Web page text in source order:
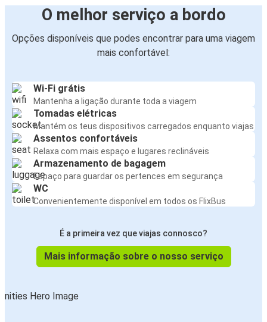
O melhor serviço a bordo
Opções disponíveis que podes encontrar para uma viagem
mais confortável:
Wi-Fi grátis
Mantenha a ligação durante toda a viagem
Tomadas elétricas
Mantém os teus dispositivos carregados enquanto viajas
Assentos confortáveis
Relaxa com mais espaço e lugares reclináveis
Armazenamento de bagagem
Espaço para guardar os pertences em segurança
WC
Convenientemente disponível em todos os FlixBus
É a primeira vez que viajas connosco?
Mais informação sobre o nosso serviço